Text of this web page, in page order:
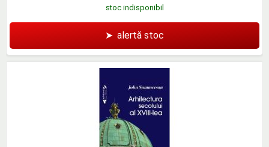
stoc indisponibil
➤ alertă stoc